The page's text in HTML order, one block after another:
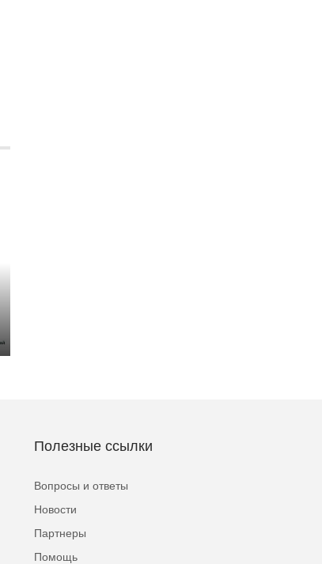
Полезные ссылки
Вопросы и ответы
Новости
Партнеры
Помощь